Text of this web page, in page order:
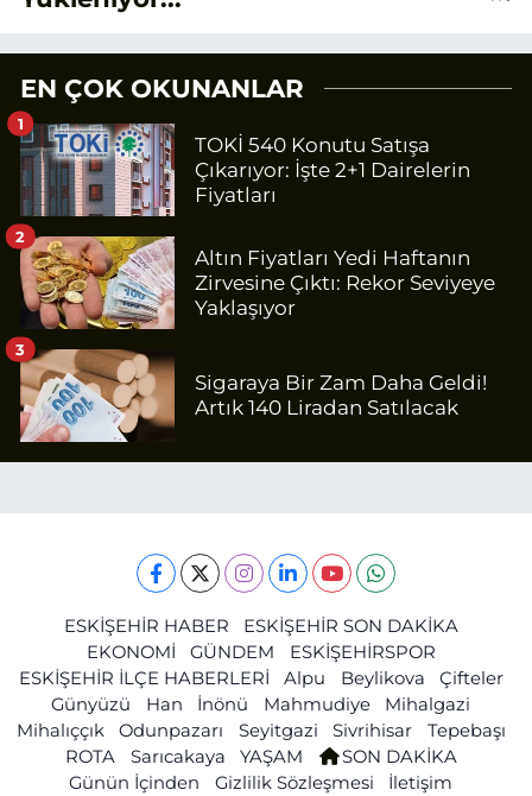
EN ÇOK OKUNANLAR
TOKİ 540 Konutu Satışa
Çıkarıyor: İşte 2+1 Dairelerin
Fiyatları
1
Altın Fiyatları Yedi Haftanın
Zirvesine Çıktı: Rekor Seviyeye
Yaklaşıyor
2
Sigaraya Bir Zam Daha Geldi!
Artık 140 Liradan Satılacak
3
ESKİŞEHİR HABER
ESKİŞEHİR SON DAKİKA
EKONOMİ
GÜNDEM
ESKİŞEHİRSPOR
ESKİŞEHİR İLÇE HABERLERİ
Alpu Beylikova
Çifteler
Günyüzü
Han İnönü Mahmudiye
Mihalgazi
Mihalıççık
Odunpazarı Seyitgazi Sivrihisar
Tepebaşı
ROTA
Sarıcakaya YAŞAM
SON DAKİKA
Günün İçinden
Gizlilik Sözleşmesi
İletişim